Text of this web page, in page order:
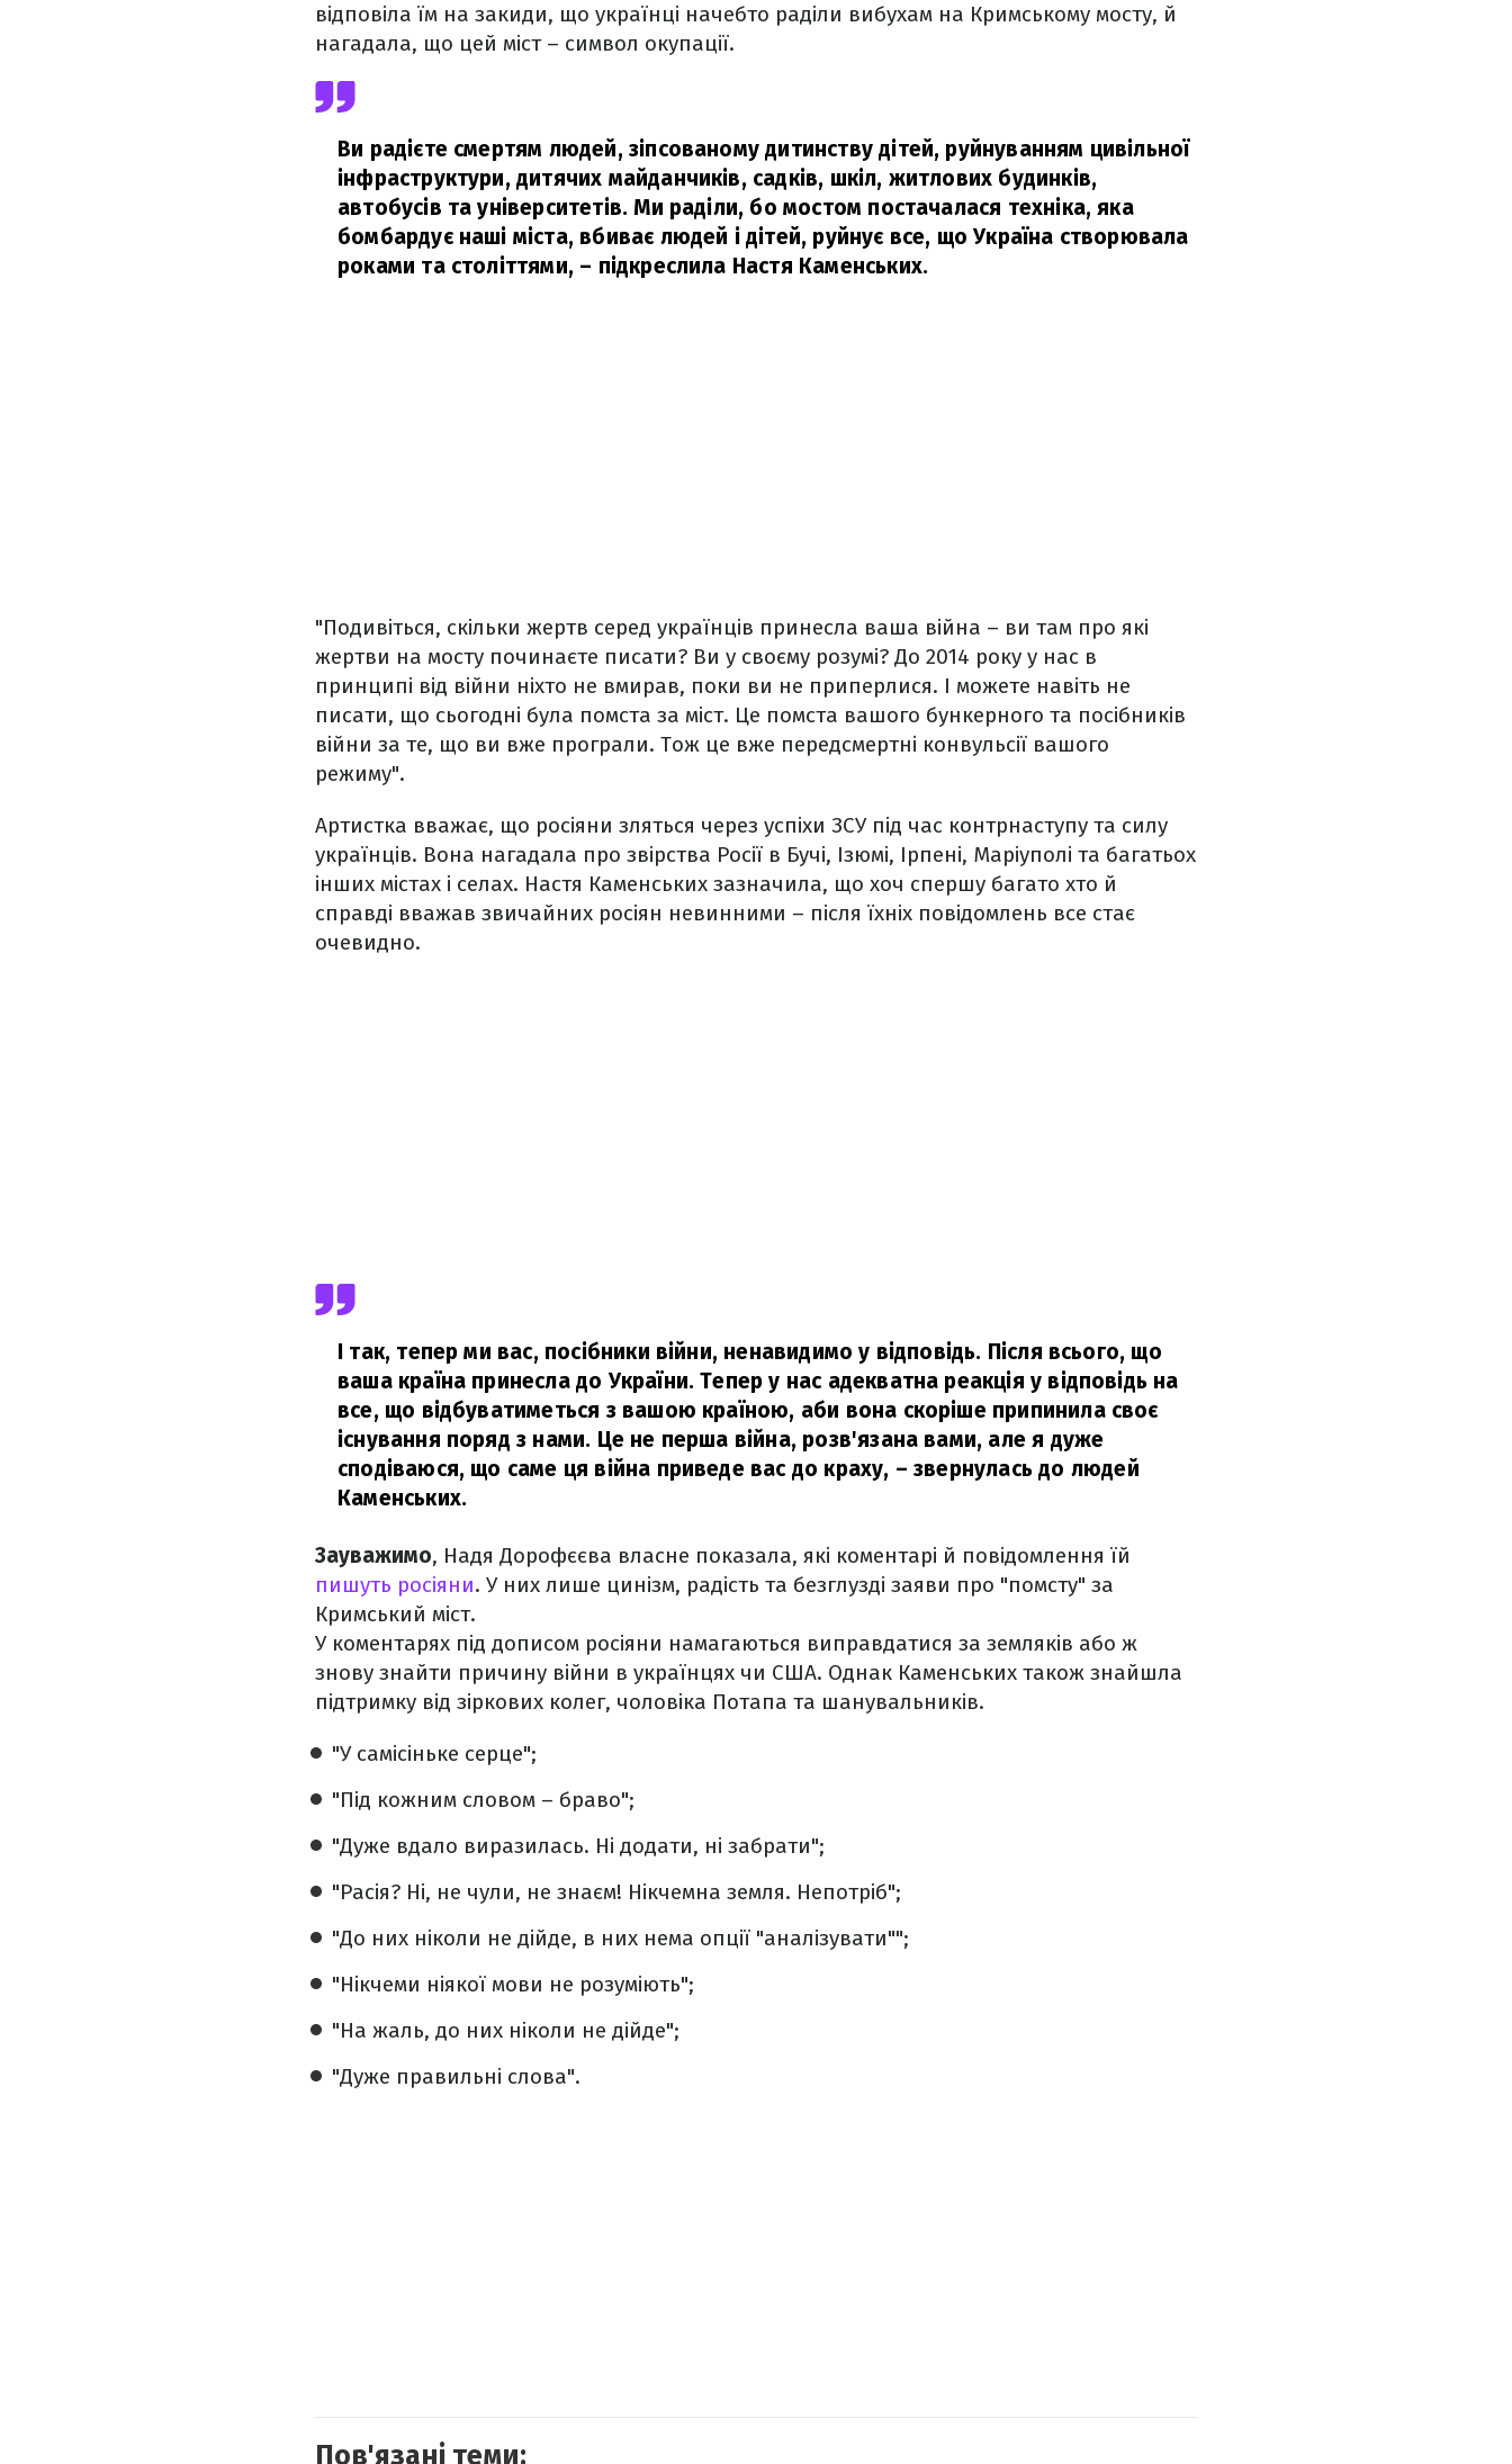
відповіла їм на закиди, що українці начебто раділи вибухам на Кримському мосту, й
нагадала, що цей міст – символ окупації.
Ви радієте смертям людей, зіпсованому дитинству дітей, руйнуванням цивільної
інфраструктури, дитячих майданчиків, садків, шкіл, житлових будинків,
автобусів та університетів. Ми раділи, бо мостом постачалася техніка, яка
бомбардує наші міста, вбиває людей і дітей, руйнує все, що Україна створювала
роками та століттями, – підкреслила Настя Каменських.
"Подивіться, скільки жертв серед українців принесла ваша війна – ви там про які
жертви на мосту починаєте писати? Ви у своєму розумі? До 2014 року у нас в
принципі від війни ніхто не вмирав, поки ви не приперлися. І можете навіть не
писати, що сьогодні була помста за міст. Це помста вашого бункерного та посібників
війни за те, що ви вже програли. Тож це вже передсмертні конвульсії вашого
режиму".
Артистка вважає, що росіяни зляться через успіхи ЗСУ під час контрнаступу та силу
українців. Вона нагадала про звірства Росії в Бучі, Ізюмі, Ірпені, Маріуполі та багатьох
інших містах і селах. Настя Каменських зазначила, що хоч спершу багато хто й
справді вважав звичайних росіян невинними – після їхніх повідомлень все стає
очевидно.
І так, тепер ми вас, посібники війни, ненавидимо у відповідь. Після всього, що
ваша країна принесла до України. Тепер у нас адекватна реакція у відповідь на
все, що відбуватиметься з вашою країною, аби вона скоріше припинила своє
існування поряд з нами. Це не перша війна, розв'язана вами, але я дуже
сподіваюся, що саме ця війна приведе вас до краху, – звернулась до людей
Каменських.
Зауважимо, Надя Дорофєєва власне показала, які коментарі й повідомлення їй
пишуть росіяни. У них лише цинізм, радість та безглузді заяви про "помсту" за
Кримський міст.
У коментарях під дописом росіяни намагаються виправдатися за земляків або ж
знову знайти причину війни в українцях чи США. Однак Каменських також знайшла
підтримку від зіркових колег, чоловіка Потапа та шанувальників.
"У самісіньке серце";
"Під кожним словом – браво";
"Дуже вдало виразилась. Ні додати, ні забрати";
"Расія? Ні, не чули, не знаєм! Нікчемна земля. Непотріб";
"До них ніколи не дійде, в них нема опції "аналізувати"";
"Нікчеми ніякої мови не розуміють";
"На жаль, до них ніколи не дійде";
"Дуже правильні слова".
Пов'язані теми: